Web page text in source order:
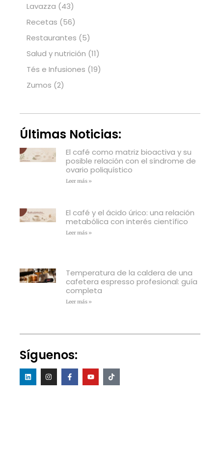
Lavazza (43)
Recetas (56)
Restaurantes (5)
Salud y nutrición (11)
Tés e Infusiones (19)
Zumos (2)
Últimas Noticias:
El café como matriz bioactiva y su
posible relación con el síndrome de
ovario poliquístico
Leer más »
El café y el ácido úrico: una relación
metabólica con interés científico
Leer más »
Temperatura de la caldera de una
cafetera espresso profesional: guía
completa
Leer más »
Síguenos: